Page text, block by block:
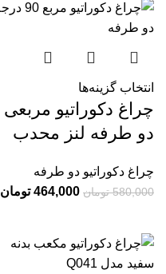
انتخاب گزینه‌ها
چراغ دکوراتیو مربعی
دو طرفه لنز محدب
چراغ دکوراتیو دو طرفه
580,000 تومان 464,000 تومان